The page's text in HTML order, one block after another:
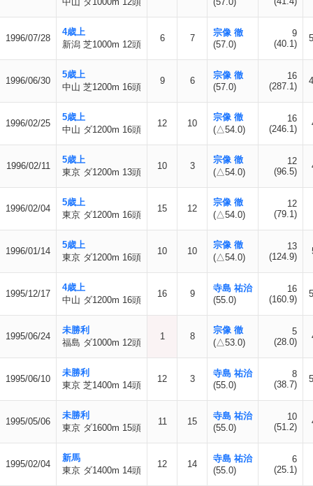
1996/07/28
4歳上
新潟 芝1000m 12頭
6 7
宗像 徹
(57.0)
9
(40.1)
1996/06/30
5歳上
中山 芝1200m 16頭
9 6
宗像 徹
(57.0)
16
(287.1)
1996/02/25
5歳上
中山 ダ1200m 16頭
12 10
宗像 徹
(△54.0)
16
(246.1)
1996/02/11
5歳上
東京 ダ1200m 13頭
10 3
宗像 徹
(△54.0)
12
(96.5)
1996/02/04
5歳上
東京 ダ1200m 16頭
15 12
宗像 徹
(△54.0)
12
(79.1)
1996/01/14
5歳上
東京 ダ1200m 16頭
10 10
宗像 徹
(△54.0)
13
(124.9)
1995/12/17
4歳上
中山 ダ1200m 16頭
16 9
寺島 祐治
(55.0)
16
(160.9)
1995/06/24
未勝利
福島 ダ1000m 12頭
1 8
宗像 徹
(△53.0)
5
(28.0)
1995/06/10
未勝利
東京 芝1400m 14頭
12 3
寺島 祐治
(55.0)
8
(38.7)
1995/05/06
未勝利
東京 ダ1600m 15頭
11 15
寺島 祐治
(55.0)
10
(51.2)
1995/02/04
新馬
東京 ダ1400m 14頭
12 14
寺島 祐治
(55.0)
6
(25.1)